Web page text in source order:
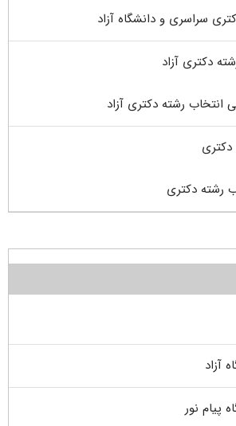
سراسری و دانشگاه آزاد
دکتری آزاد
انتخاب رشته دکتری آزاد
رشته دکتری
آزاد
پیام نور